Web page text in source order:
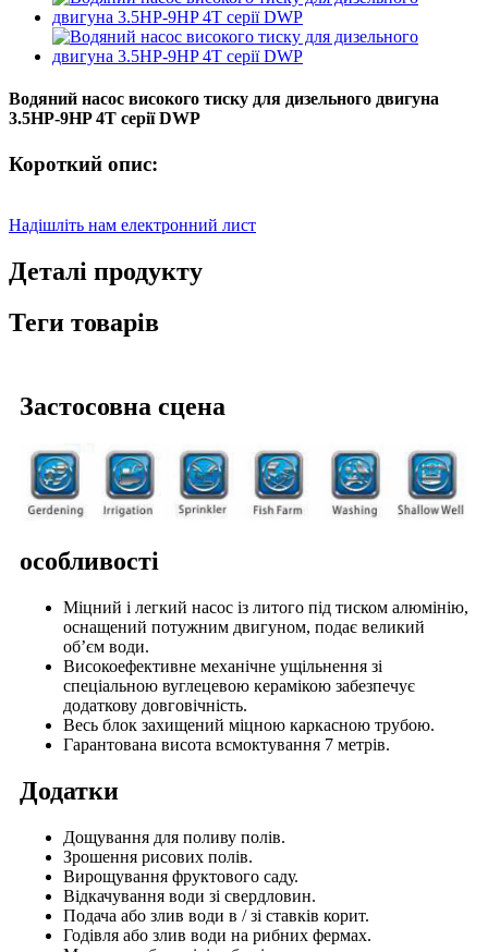
Водяний насос високого тиску для дизельного двигуна
3.5HP-9HP 4T серії DWP
Короткий опис:
Надішліть нам електронний лист
Деталі продукту
Теги товарів
Застосовна сцена
особливості
Міцний і легкий насос із литого під тиском алюмінію,
оснащений потужним двигуном, подає великий
об’єм води.
Високоефективне механічне ущільнення зі
спеціальною вуглецевою керамікою забезпечує
додаткову довговічність.
Весь блок захищений міцною каркасною трубою.
Гарантована висота всмоктування 7 метрів.
Додатки
Дощування для поливу полів.
Зрошення рисових полів.
Вирощування фруктового саду.
Відкачування води зі свердловин.
Подача або злив води в / зі ставків корит.
Годівля або злив води на рибних фермах.